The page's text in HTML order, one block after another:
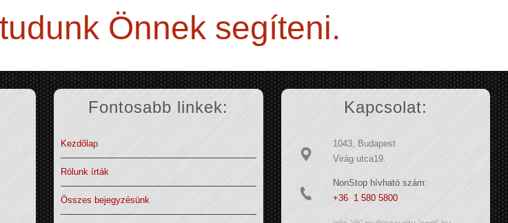
Önnek segíteni.
Fontosabb linkek:
Kezdőlap
Rólunk írták
Összes bejegyzésünk
Kapcsolat:
1043, Budapest
Virág utca19.
NonStop hívható szám:
+36 1 580 5800